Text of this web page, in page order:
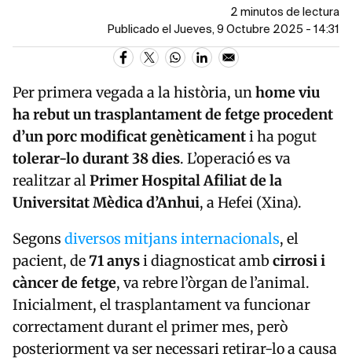
2 minutos de lectura
Publicado el Jueves, 9 Octubre 2025 - 14:31
Per primera vegada a la història, unhome viu
ha rebut un trasplantament de fetge procedent
d’un porc modificat genèticamenti ha pogut
tolerar-lo durant 38 dies. L’operació es va
realitzar alPrimer Hospital Afiliat de la
Universitat Mèdica d’Anhui, a Hefei (Xina).
Segons diversos mitjans internacionals, el
pacient, de71 anysi diagnosticat amb cirrosi i
càncer de fetge, va rebre l’òrgan de l’animal.
Inicialment, el trasplantament va funcionar
correctament durant el primer mes, però
posteriorment va ser necessari retirar-lo a causa